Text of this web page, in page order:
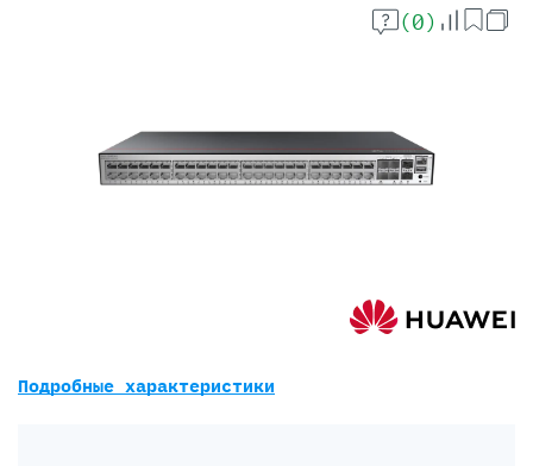
(0)
Подробные характеристики